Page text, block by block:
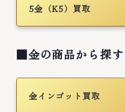
5金（K5）買取
■金の商品から探す
金インゴット買取